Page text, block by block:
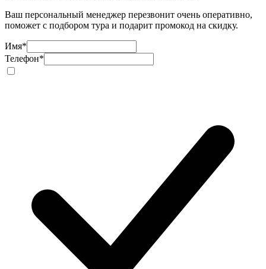
Ваш персональный менеджер перезвонит очень оперативно,
поможет с подбором тура и подарит промокод на скидку.
Имя*
Телефон*